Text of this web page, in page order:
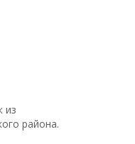
из
района.